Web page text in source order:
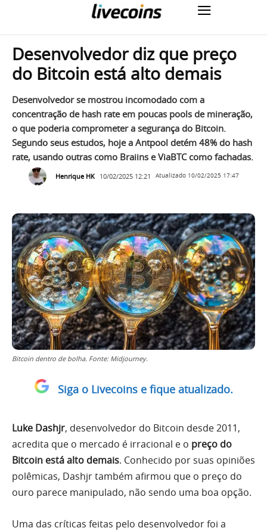
Desenvolvedor diz que preço
do Bitcoin está alto demais
Desenvolvedor se mostrou incomodado com a
concentração de hash rate em poucas pools de mineração,
o que poderia comprometer a segurança do Bitcoin.
Segundo seus estudos, hoje a Antpool detém 48% do hash
rate, usando outras como Braiins e ViaBTC como fachadas.
Henrique HK 10/02/2025 12:21 Atualizado 10/02/2025 17:47
Bitcoin dentro de bolha. Fonte: Midjourney.
Siga o Livecoins e fique atualizado.
Luke Dashjr, desenvolvedor do Bitcoin desde 2011,
acredita que o mercado é irracional e o preço do
Bitcoin está alto demais. Conhecido por suas opiniões
polêmicas, Dashjr também afirmou que o preço do
ouro parece manipulado, não sendo uma boa opção.
Uma das críticas feitas pelo desenvolvedor foi a